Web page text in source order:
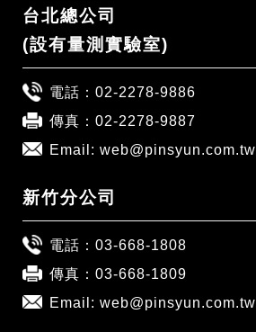
台北總公司
(設有量測實驗室)
電話： 02-2278-9886
傳真：02-2278-9887
Email: web@pinsyun.com.tw
新竹分公司
電話： 03-668-1808
傳真：03-668-1809
Email: web@pinsyun.com.tw